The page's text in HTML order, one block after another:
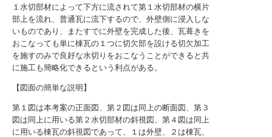
１水切部材によって下方に流されて第１水切部材の横片
部上を流れ、普通瓦に流下するので、外壁側に浸入しな
いものであり、またすでに外壁を完成した後、瓦葺きを
おこなっても単に棟瓦の１つに切欠部を設ける切欠加工
を施すのみで良好な水切りをおこなうことができると共
に施工も簡略化できるという利点がある。
【図面の簡単な説明】
第１図は本考案の正面図、第２図は同上の断面図、第３
図は同上に用いる第２水切部材の斜視図、第４図は同上
に用いる棟瓦の斜視図であって、１は外壁、２は棟瓦、